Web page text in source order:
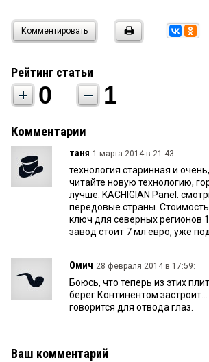
Комментировать
Рейтинг статьи
0 1
Комментарии
таня 1 марта 2014 в 21:43:
технология старинная и
читайте новую технологию,
лучше. KACHIGIAN Panel.
передовые страны.
ключ для северных регионов
завод стоит 7 мл евро, уже
Омич 28 февраля 2014 в 17:59:
Боюсь, что теперь из этих
берег Континентом
говорится для отвода глаз.
Ваш комментарий